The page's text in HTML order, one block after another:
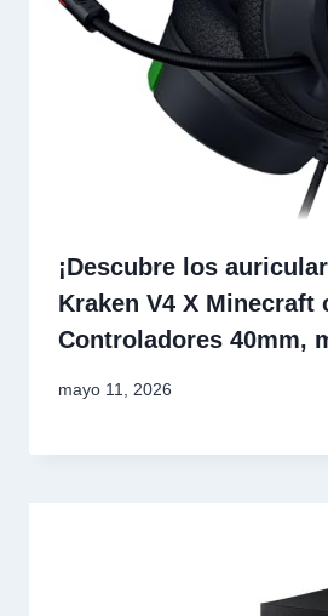
¡Descubre los
Kraken V4 X Minecraft
Controladores 40mm,
mayo 11, 2026